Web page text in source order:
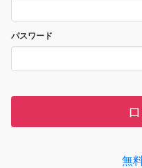
パスワード
無